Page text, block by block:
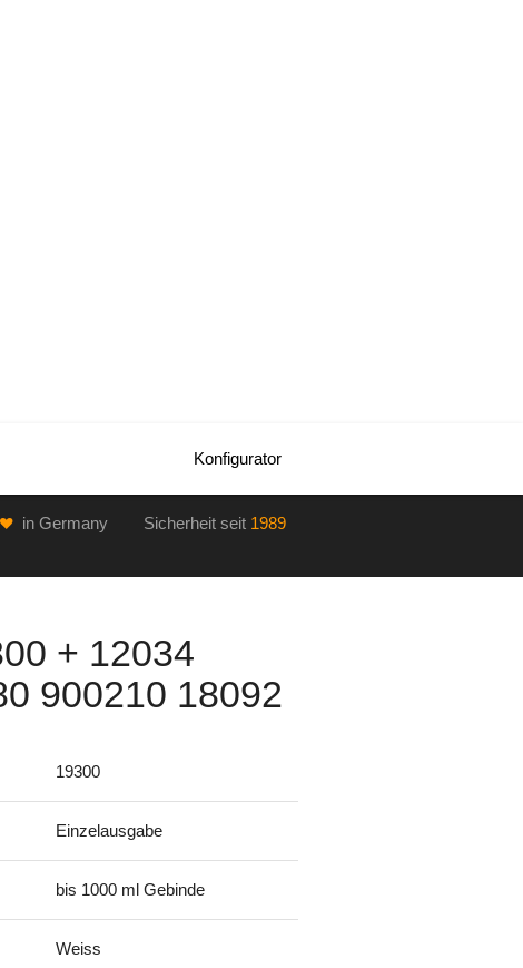
Konfigurator
in Germany Sicherheit seit 1989
+ 12034
900210 18092
19300
Einzelausgabe
bis 1000 ml Gebinde
Weiss